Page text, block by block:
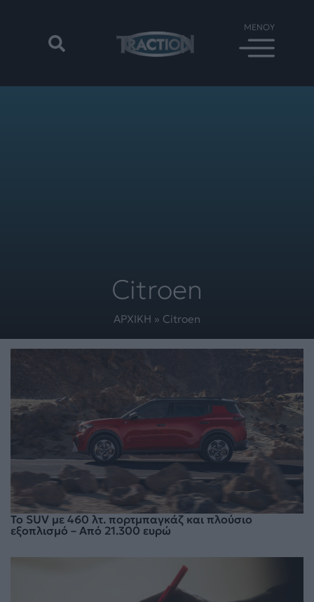
Citroen
ΑΡΧΙΚΗ » Citroen
Το SUV με 460 λτ. πορτμπαγκάζ και πλούσιο
εξοπλισμό – Από 21.300 ευρώ